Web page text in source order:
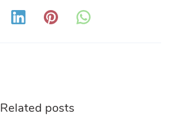
Related posts